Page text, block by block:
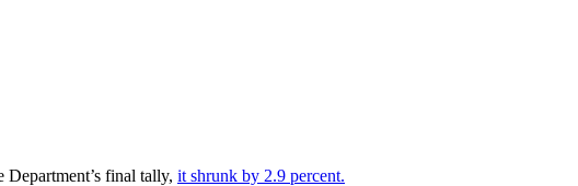
final tally, it shrunk by 2.9 percent.